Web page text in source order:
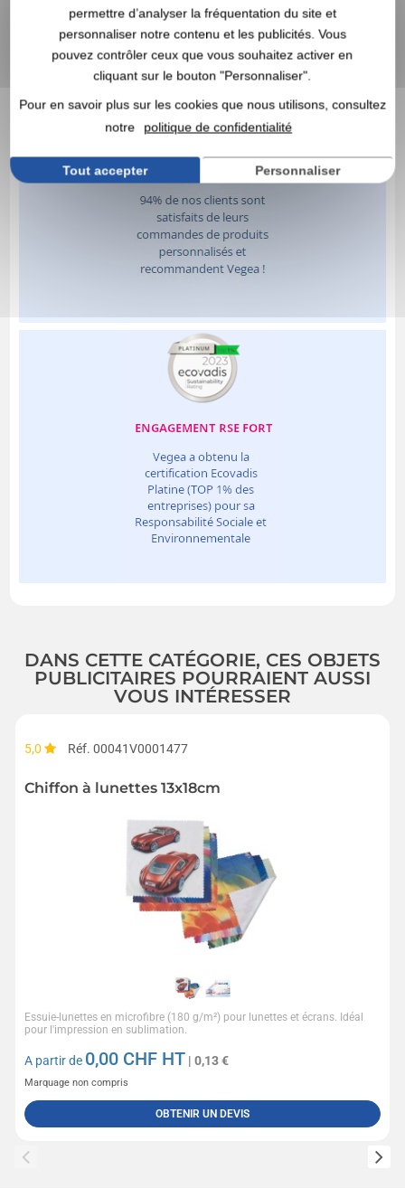
DANS CETTE CATÉGORIE, CES OBJETS
PUBLICITAIRES POURRAIENT AUSSI
VOUS INTÉRESSER
5,0 Réf. 00041V0001477
Chiffon à lunettes 13x18cm
Essuie-lunettes en microfibre (180 g/m²) pour lunettes et écrans. Idéal
pour l'impression en sublimation.
A partir de 0,00 CHF HT | 0,13 €
Marquage non compris
OBTENIR UN DEVIS
permettre d’analyser la fréquentation du site et
personnaliser notre contenu et les publicités. Vous
pouvez contrôler ceux que vous souhaitez activer en
cliquant sur le bouton "Personnaliser".
Pour en savoir plus sur les cookies que nous utilisons, consultez
notre
politique de confidentialité
Tout accepter Personnaliser